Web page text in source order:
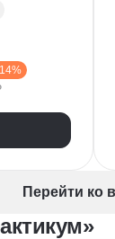
Анализ целевой аудитории
Перейти ко